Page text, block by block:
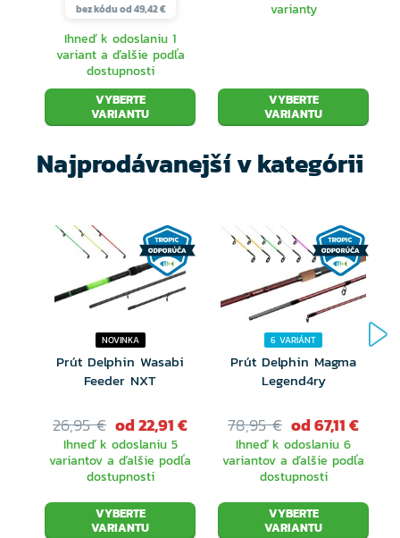
bez kódu od 49,42 €
Ihneď k odoslaniu 1
variant a ďalšie podľa
dostupnosti
VYBERTE
VARIANTU
varianty
VYBERTE
VARIANTU
Najprodávanejší v kategórii
NOVINKA
Prút Delphin Wasabi
Feeder NXT
26,95 € od 22,91 €
Ihneď k odoslaniu 5
variantov a ďalšie podľa
dostupnosti
VYBERTE
VARIANTU
6 VARIÁNT
Prút Delphin Magma
Legend4ry
78,95 € od 67,11 €
Ihneď k odoslaniu 6
variantov a ďalšie podľa
dostupnosti
VYBERTE
VARIANTU